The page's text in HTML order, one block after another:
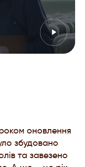
оновлення
збудовано
та завезено